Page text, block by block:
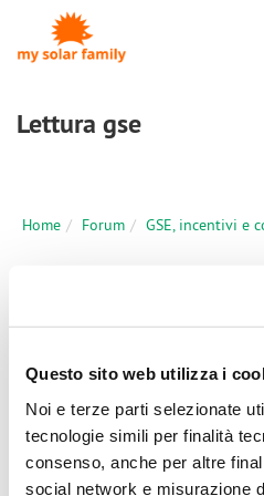
Questo sito web utilizza i
Noi e terze parti selezionate
tecnologie simili per finalità
consenso, anche per altre
social network e misurazione
Salta al contenuto principale
Lettura gse
Home Forum GSE, incentivi e
Accedioregistratiper
Ultimo
Ven, 25/02/2022 - 10:28
ciao per
ciao per esperienza